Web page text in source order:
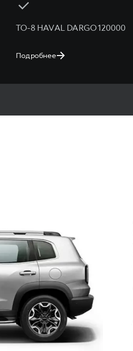
ТО-8 HAVAL DARGO 120000
Подробнее